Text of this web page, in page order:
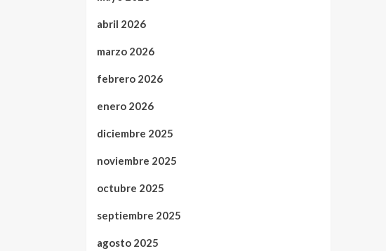
abril 2026
marzo 2026
febrero 2026
enero 2026
diciembre 2025
noviembre 2025
octubre 2025
septiembre 2025
agosto 2025